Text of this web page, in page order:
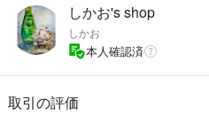
しかお's shop
しかお
本人確認済
取引の評価